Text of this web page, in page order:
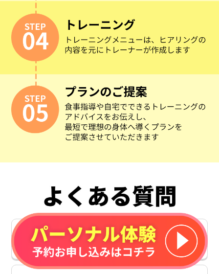
予約のキャンセル・変更は
いつまでですか？